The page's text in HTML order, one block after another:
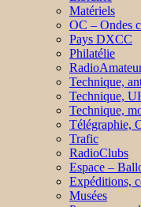
Matériels
OC – Ondes
Pays DXCC
Philatélie
Technique,
Technique,
Technique,
Télégraphie,
Trafic
RadioClubs
Espace –
Expéditions,
Musées